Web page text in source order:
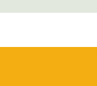
வெளியிட்டார் .
என்று பல இதழ்களில்